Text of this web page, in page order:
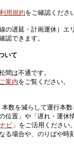
用規約をご確認くださ
線の遅延・計画運休）
認できます。
いて
間は不通です。
案内をご覧ください。
数を減らして運行本
位置」や「遅れ・運休
ビ 」をご活用ください。
る場合や、のりばや時